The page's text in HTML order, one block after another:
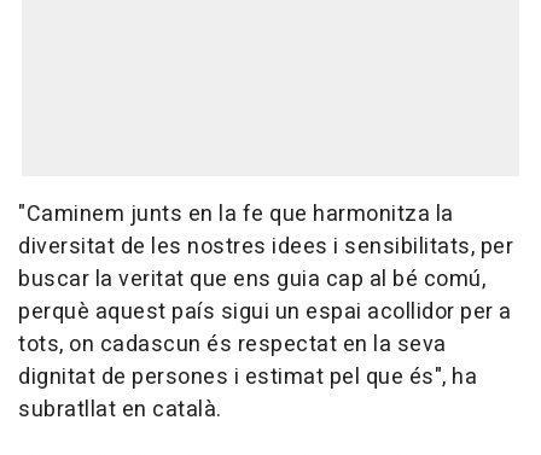
"Caminem junts en la fe que harmonitza la
diversitat de les nostres idees i sensibilitats, per
buscar la veritat que ens guia cap al bé comú,
perquè aquest país sigui un espai acollidor per a
tots, on cadascun és respectat en la seva
dignitat de persones i estimat pel que és", ha
subratllat en català.